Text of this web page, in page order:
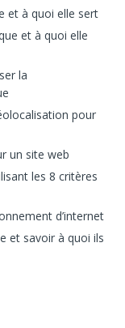
et à quoi elle sert
et à quoi elle
la
pour
un site web
les 8 critères
d’internet
et savoir à quoi ils